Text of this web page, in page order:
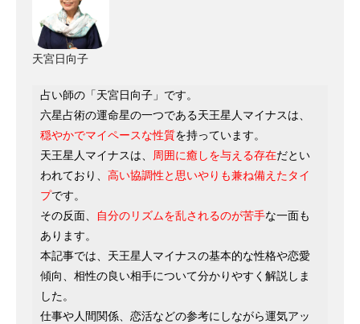
天宮日向子
占い師の「天宮日向子」です。
六星占術の運命星の一つである天王星人マイナスは、
穏やかでマイペースな性質を持っています。
天王星人マイナスは、
周囲に癒しを与える存在だとい
われており、 高い協調性と思いやりも兼ね備えたタイ
プです。
その反面、
自分のリズムを乱されるのが苦手な一面も
あります。
本記事では、天王星人マイナスの基本的な性格や恋愛
傾向、相性の良い相手について分かりやすく解説しま
した。
仕事や人間関係、恋活などの参考にしながら運気アッ